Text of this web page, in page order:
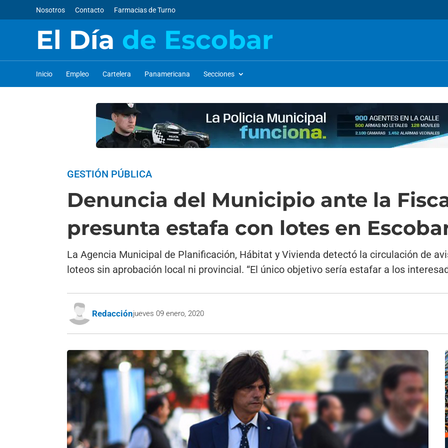
Nosotros Contacto Farmacias de Turno
El Día de Escobar
Inicio Empleo Cartelera Panamericana Secciones
GESTIÓN PÚBLICA
Denuncia del Municipio ante la
presunta estafa con lotes en
La Agencia Municipal de Planificación, Hábitat y Vivienda detectó la circulación de
loteos sin aprobación local ni provincial. “El único objetivo sería estafar a los
Redacciónjueves 09 enero, 2020